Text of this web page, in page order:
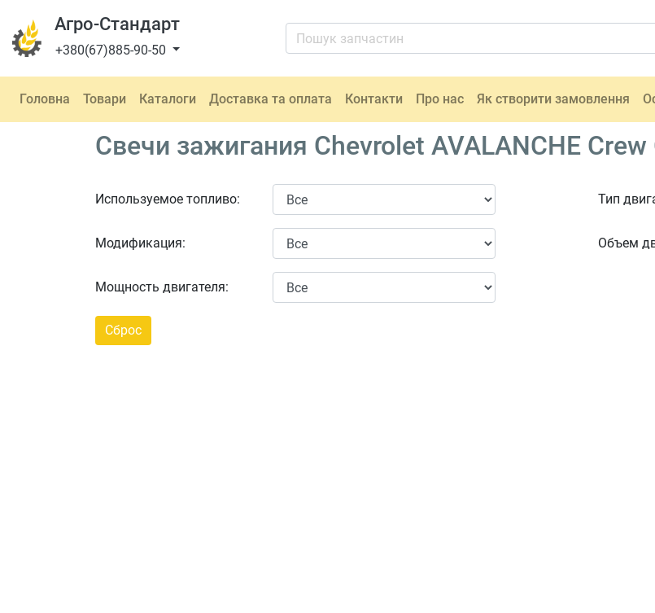
Агро-Стандарт
+380(67)885-90-50
Головна Товари Каталоги Доставка та оплата Контакти Про нас Як створити замовлення
Свечи зажигания Chevrolet AVALANCHE
Используемое топливо:
Модификация:
Мощность двигателя:
Тип
Объем